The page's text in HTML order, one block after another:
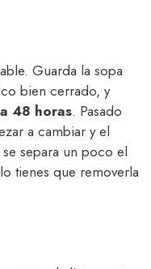
Guarda la sopa
bien cerrado, y
48 horas. Pasado
a cambiar y el
separa un poco el
tienes que removerla